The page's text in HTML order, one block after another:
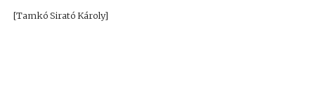
[Tamkó Sirató Károly]